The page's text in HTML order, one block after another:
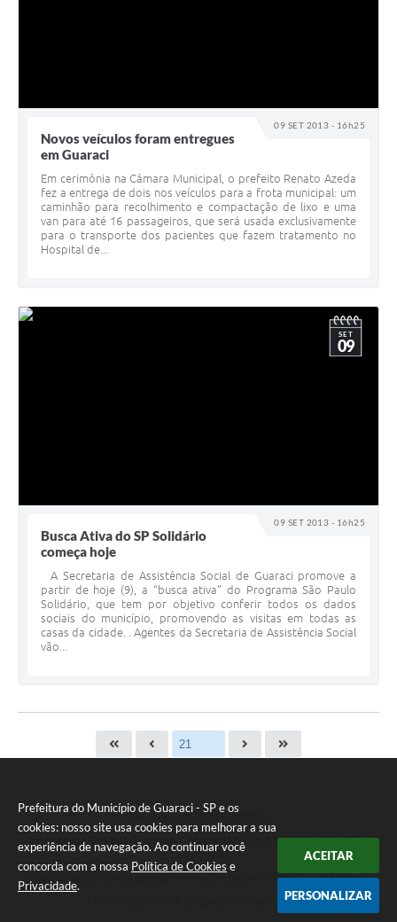
Prefeitura do Município de Guaraci - SP e os
cookies: nosso site usa cookies para melhorar a sua
experiência de navegação. Ao continuar você
concorda com a nossa Política de Cookies e
Privacidade.
ACEITAR
PERSONALIZAR
09 SET 2013 - 16h25
Novos veículos foram entregues
em Guaraci
Em cerimônia na Câmara Municipal, o prefeito Renato Azeda
fez a entrega de dois nos veículos para a frota municipal: um
caminhão para recolhimento e compactação de lixo e uma
van para até 16 passageiros, que será usada exclusivamente
para o transporte dos pacientes que fazem tratamento no
Hospital de...
09 SET 2013 - 16h25
SET
09
Busca Ativa do SP Solidário
começa hoje
A Secretaria de Assistência Social de Guaraci promove a
partir de hoje (9), a “busca ativa” do Programa São Paulo
Solidário, que tem por objetivo conferir todos os dados
sociais do município, promovendo as visitas em todas as
casas da cidade. . Agentes da Secretaria de Assistência Social
vão...
Endereço: Rua Washington Correa da Silva, 856 - Centro | CEP:
15420-000
Atendimento de Segunda-feira a Sexta-feira das 08 às 16 horas
Prefeitura do Município de Guaraci - SP